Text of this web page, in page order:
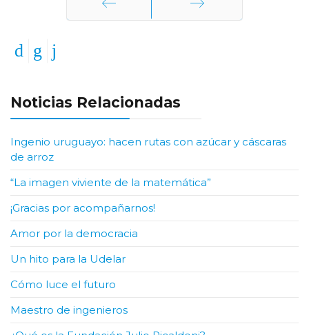
Noticias Relacionadas
Ingenio uruguayo: hacen rutas con azúcar y cáscaras
de arroz
“La imagen viviente de la matemática”
¡Gracias por acompañarnos!
Amor por la democracia
Un hito para la Udelar
Cómo luce el futuro
Maestro de ingenieros